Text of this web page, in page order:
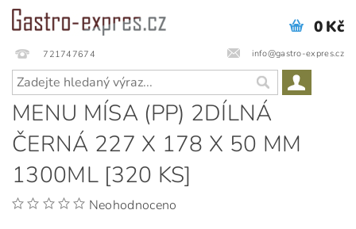
721747674 info@gastro-expres.cz
0 Kč
MENU MÍSA (PP) 2DÍLNÁ
ČERNÁ 227 X 178 X 50 MM
1300ML [320 KS]
Neohodnoceno